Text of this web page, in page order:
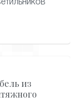
Во избежание
из